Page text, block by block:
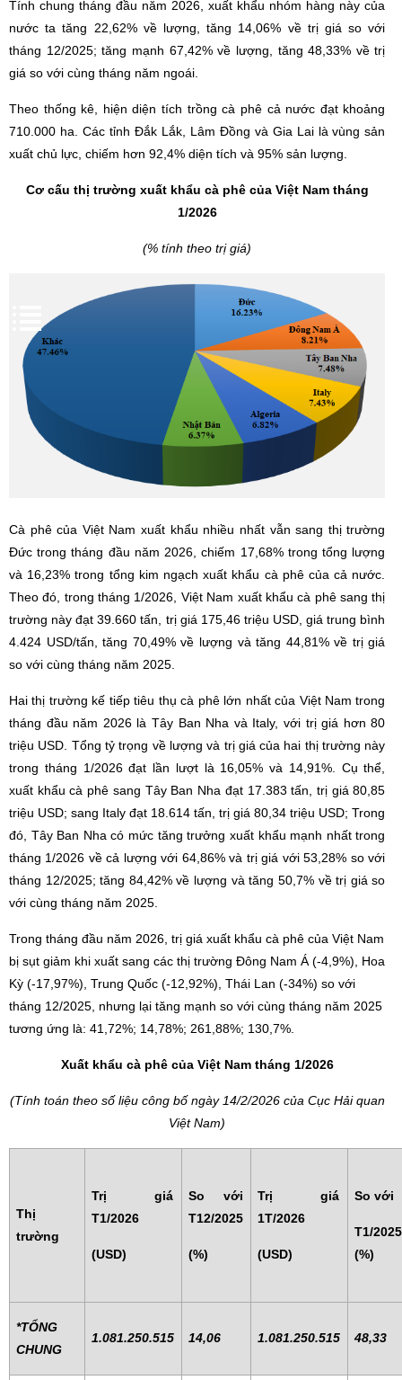
Tính chung tháng đầu năm 2026, xuất khẩu nhóm hàng này của
nước ta tăng 22,62% về lượng, tăng 14,06% về trị giá so với
tháng 12/2025; tăng mạnh 67,42% về lượng, tăng 48,33% về trị
giá so với cùng tháng năm ngoái.
Theo thống kê, hiện diện tích trồng cà phê cả nước đạt khoảng
710.000 ha. Các tỉnh Đắk Lắk, Lâm Đồng và Gia Lai là vùng sản
xuất chủ lực, chiếm hơn 92,4% diện tích và 95% sản lượng.
Cơ cấu thị trường xuất khẩu cà phê của Việt Nam tháng
1/2026
(% tính theo trị giá)
Cà phê của Việt Nam xuất khẩu nhiều nhất vẫn sang thị trường
Đức trong tháng đầu năm 2026, chiếm 17,68% trong tổng lượng
và 16,23% trong tổng kim ngạch xuất khẩu cà phê của cả nước.
Theo đó, trong tháng 1/2026, Việt Nam xuất khẩu cà phê sang thị
trường này đạt 39.660 tấn, trị giá 175,46 triệu USD, giá trung bình
4.424 USD/tấn, tăng 70,49% về lượng và tăng 44,81% về trị giá
so với cùng tháng năm 2025.
Hai thị trường kế tiếp tiêu thụ cà phê lớn nhất của Việt Nam trong
tháng đầu năm 2026 là Tây Ban Nha và Italy, với trị giá hơn 80
triệu USD. Tổng tỷ trọng về lượng và trị giá của hai thị trường này
trong tháng 1/2026 đạt lần lượt là 16,05% và 14,91%. Cụ thể,
xuất khẩu cà phê sang Tây Ban Nha đạt 17.383 tấn, trị giá 80,85
triệu USD; sang Italy đạt 18.614 tấn, trị giá 80,34 triệu USD; Trong
đó, Tây Ban Nha có mức tăng trưởng xuất khẩu mạnh nhất trong
tháng 1/2026 về cả lượng với 64,86% và trị giá với 53,28% so với
tháng 12/2025; tăng 84,42% về lượng và tăng 50,7% về trị giá so
với cùng tháng năm 2025.
Trong tháng đầu năm 2026, trị giá xuất khẩu cà phê của Việt Nam
bị sụt giảm khi xuất sang các thị trường Đông Nam Á (-4,9%), Hoa
Kỳ (-17,97%), Trung Quốc (-12,92%), Thái Lan (-34%) so với
tháng 12/2025, nhưng lại tăng mạnh so với cùng tháng năm 2025
tương ứng là: 41,72%; 14,78%; 261,88%; 130,7%.
Xuất khẩu cà phê của Việt Nam tháng 1/2026
­(Tính toán theo số liệu công bố ngày 14/2/2026 của Cục Hải quan
Việt Nam)
Thị
trường
Trị giá
T1/2026
(USD)
So với
T12/2025
(%)
Trị giá
1T/2026
(USD)
So với
T1/2025
(%)
*TỔNG
CHUNG
1.081.250.515 14,06 1.081.250.515 48,33